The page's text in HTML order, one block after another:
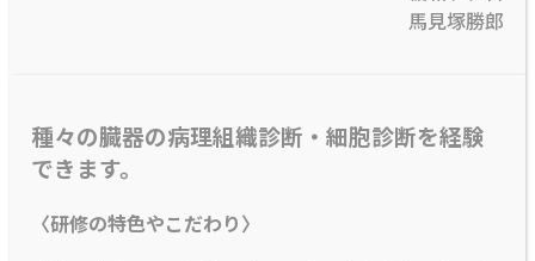
馬見塚勝郎
種々の臓器の病理組織診断・細胞診断を経験
できます。
〈研修の特色やこだわり〉